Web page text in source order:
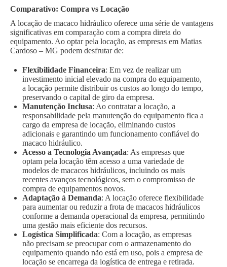
Comparativo: Compra vs Locação
A locação de macaco hidráulico oferece uma série de vantagens
significativas em comparação com a compra direta do
equipamento. Ao optar pela locação, as empresas em Matias
Cardoso – MG podem desfrutar de:
Flexibilidade Financeira: Em vez de realizar um
investimento inicial elevado na compra do equipamento,
a locação permite distribuir os custos ao longo do tempo,
preservando o capital de giro da empresa.
Manutenção Inclusa: Ao contratar a locação, a
responsabilidade pela manutenção do equipamento fica a
cargo da empresa de locação, eliminando custos
adicionais e garantindo um funcionamento confiável do
macaco hidráulico.
Acesso a Tecnologia Avançada: As empresas que
optam pela locação têm acesso a uma variedade de
modelos de macacos hidráulicos, incluindo os mais
recentes avanços tecnológicos, sem o compromisso de
compra de equipamentos novos.
Adaptação à Demanda: A locação oferece flexibilidade
para aumentar ou reduzir a frota de macacos hidráulicos
conforme a demanda operacional da empresa, permitindo
uma gestão mais eficiente dos recursos.
Logística Simplificada: Com a locação, as empresas
não precisam se preocupar com o armazenamento do
equipamento quando não está em uso, pois a empresa de
locação se encarrega da logística de entrega e retirada.